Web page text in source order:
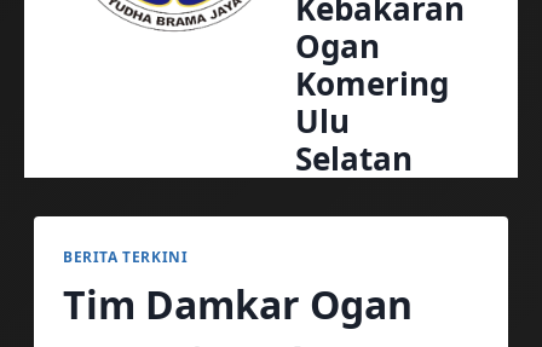
Ogan
Komering
Ulu
Selatan
BERITA TERKINI
Tim Damkar Ogan